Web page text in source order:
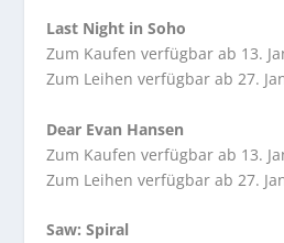
Last Night in Soho
Zum Kaufen verfügbar ab 13.
Zum Leihen verfügbar ab 27.
Dear Evan Hansen
Zum Kaufen verfügbar ab 13.
Zum Leihen verfügbar ab 27.
Saw: Spiral